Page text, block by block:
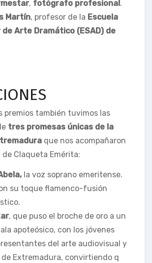
, fotógrafo profesional.
Martín, profesor de la Escuela
Arte Dramático (ESAD) de
premios también tuvimos las
tres promesas únicas de la
que nos acompañaron
Claqueta Emérita:
la voz soprano emeritense.
su toque flamenco-fusión
, que puso el broche de oro a un
apoteósico, con los jóvenes
del arte audiovisual y
de Extremadura, convirtiendo q